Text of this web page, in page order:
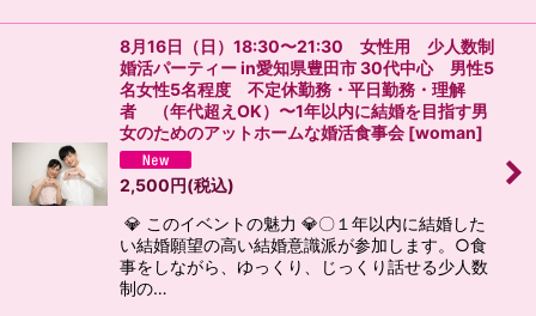
8月16日（日）18:30〜21:30 女性用 少人数制
婚活パーティー in愛知県豊田市 30代中心 男性5
名女性5名程度 不定休勤務・平日勤務・理解
者 （年代超えOK）〜1年以内に結婚を目指す男
女のためのアットホームな婚活食事会 [woman]
2,500円(税込)
💎 このイベントの魅力 💎〇１年以内に結婚した
い結婚願望の高い結婚意識派が参加します。○食
事をしながら、ゆっくり、じっくり話せる少人数
制の…